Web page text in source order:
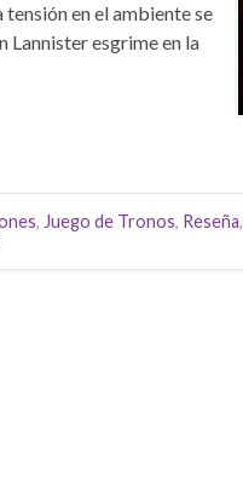
tensión en el ambiente se
Lannister esgrime en la
, Juego de Tronos, Reseña,